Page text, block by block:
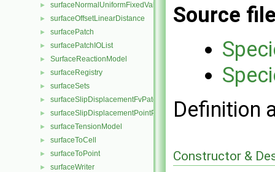
► surfaceNormalUniformFixedValueFvPatchVectorField
► surfaceOffsetLinearDistance
► surfacePatch
► surfacePatchIOList
► SurfaceReactionModel
► surfaceRegistry
► surfaceSets
► surfaceSlipDisplacementFvPatchField
► surfaceSlipDisplacementPointPatchVectorField
► surfaceTensionModel
► surfaceToCell
► surfaceToPoint
► surfaceWriter
Source
Definition
Constructor &